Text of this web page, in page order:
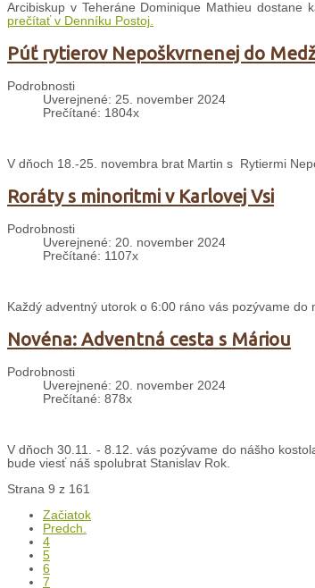
Arcibiskup v Teheráne Dominique Mathieu
prečítať v Denníku Postoj.
Púť rytierov Nepoškvrnenej do
Podrobnosti
Uverejnené: 25. november 2024
Prečítané: 1804x
V dňoch 18.-25. novembra brat Martin s Rytiermi
Roráty s minoritmi v Karlovej Vsi
Podrobnosti
Uverejnené: 20. november 2024
Prečítané: 1107x
Každý adventný utorok o 6:00 ráno vás pozývame
Novéna: Adventná cesta s Máriou
Podrobnosti
Uverejnené: 20. november 2024
Prečítané: 878x
V dňoch 30.11. - 8.12. vás pozývame do nášho
bude viesť náš spolubrat Stanislav Rok.
Strana 9 z 161
Začiatok
Predch.
4
5
6
7